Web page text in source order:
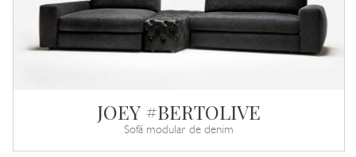
JOEY #BERTOLIVE
Sofá modular de denim